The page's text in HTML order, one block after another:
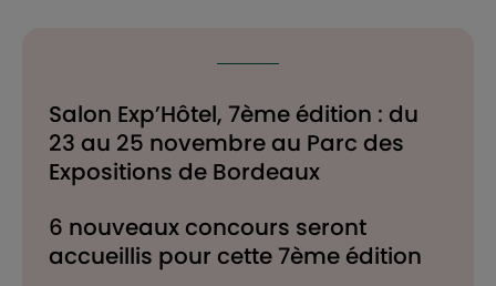
Salon Exp’Hôtel, 7ème édition : du
23 au 25 novembre au Parc des
Expositions de Bordeaux
6 nouveaux concours seront
accueillis pour cette 7ème édition